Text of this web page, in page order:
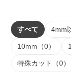
すべて 4mm
10mm（0）
特殊カット（0）